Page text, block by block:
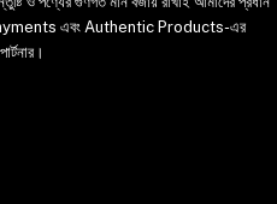
এবং Authentic Products-এর